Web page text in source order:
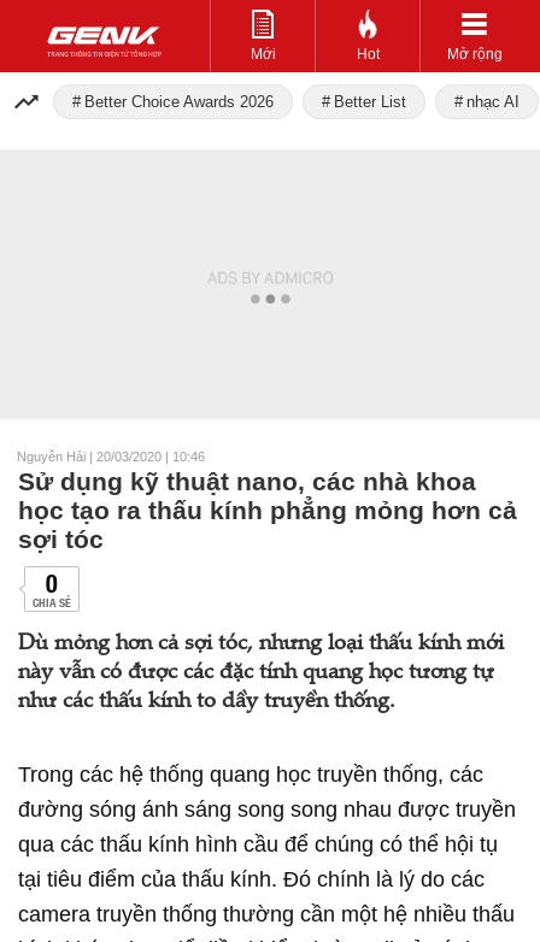
Mới Hot Mở rộng
Better Choice Awards 2026 Better List nhạc AI
Nguyễn Hải | 20/03/2020 | 10:46
Sử dụng kỹ thuật nano, các nhà khoa
học tạo ra thấu kính phẳng mỏng hơn cả
sợi tóc
0
CHIA SẺ
Dù mỏng hơn cả sợi tóc, nhưng loại thấu kính mới
này vẫn có được các đặc tính quang học tương tự
như các thấu kính to dầy truyền thống.
Trong các hệ thống quang học truyền thống, các
đường sóng ánh sáng song song nhau được truyền
qua các thấu kính hình cầu để chúng có thể hội tụ
tại tiêu điểm của thấu kính. Đó chính là lý do các
camera truyền thống thường cần một hệ nhiều thấu